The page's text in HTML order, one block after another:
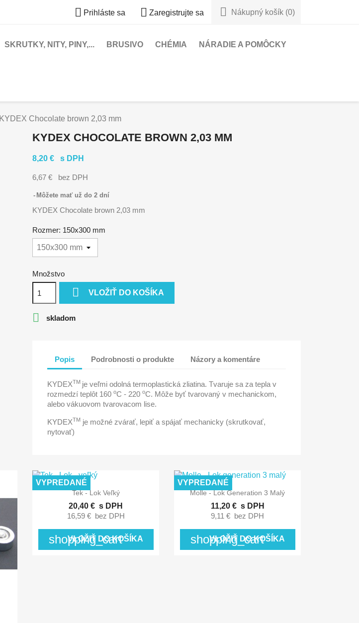
 Prihláste sa  Zaregistrujte sa  Nákupný košík (0)
SKRUTKY, NITY, PINY,... BRUSIVO CHÉMIA NÁRADIE A POMÔCKY
KYDEX Chocolate brown 2,03 mm
KYDEX CHOCOLATE BROWN 2,03 MM
8,20 € s DPH
6,67 € bez DPH
Môžete mať už do 2 dní
KYDEX Chocolate brown 2,03 mm
Rozmer: 150x300 mm
Množstvo
 VLOŽIŤ DO KOŠÍKA
 skladom
Popis Podrobnosti o produkte Názory a komentáre
KYDEXTM je veľmi odolná termoplastická zliatina. Tvaruje sa za tepla v
rozmedzí teplôt 160 oC - 220 oC. Môže byť tvarovaný v mechanickom,
alebo vákuovom tvarovacom lise.
KYDEXTM je možné zvárať, lepiť a spájať mechanicky (skrutkovať,
nytovať)
 Rýchly náhľad
Tek - Lok Veľký
20,40 € s DPH
16,59 € bez DPH
shopping_cart
VLOŽIŤ DO KOŠÍKA
VYPREDANÉ
 Rýchly náhľad
Molle - Lok Generation 3 Malý
11,20 € s DPH
9,11 € bez DPH
shopping_cart
VLOŽIŤ DO KOŠÍKA
VYPREDANÉ